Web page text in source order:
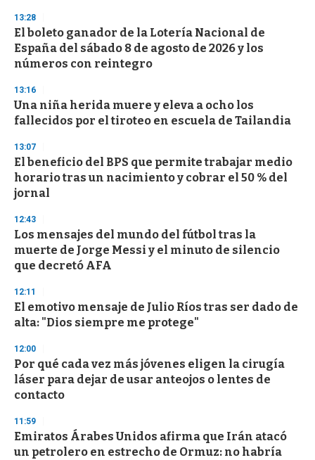
d
s
o
f
3
s
e
c
o
d
s
13:28
El boleto ganador de la Lotería Nacional de
España del sábado 8 de agosto de 2026 y los
números con reintegro
13:16
Una niña herida muere y eleva a ocho los
fallecidos por el tiroteo en escuela de Tailandia
13:07
El beneficio del BPS que permite trabajar medio
horario tras un nacimiento y cobrar el 50 % del
jornal
12:43
Los mensajes del mundo del fútbol tras la
muerte de Jorge Messi y el minuto de silencio
que decretó AFA
12:11
El emotivo mensaje de Julio Ríos tras ser dado de
alta: "Dios siempre me protege"
12:00
Por qué cada vez más jóvenes eligen la cirugía
láser para dejar de usar anteojos o lentes de
contacto
11:59
Emiratos Árabes Unidos afirma que Irán atacó
un petrolero en estrecho de Ormuz: no habría